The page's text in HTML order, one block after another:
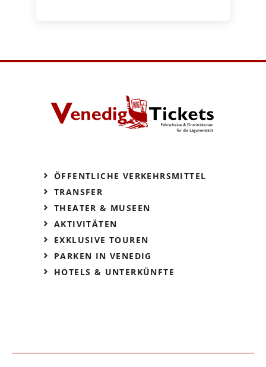
ÖFFENTLICHE VERKEHRSMITTEL
TRANSFER
THEATER & MUSEEN
AKTIVITÄTEN
EXKLUSIVE TOUREN
PARKEN IN VENEDIG
HOTELS & UNTERKÜNFTE